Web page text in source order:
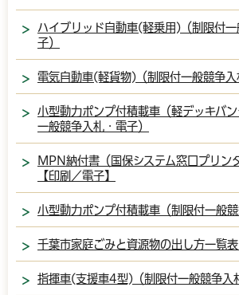
ハイブリッド自動車(軽乗用)（制限付
子）
電気自動車(軽貨物)（制限付一般競争入
小型動力ポンプ付積載車（軽デッキバ
一般競争入札・電子）
MPN納付書（国保システム窓口プリン
【印刷／電子】
小型動力ポンプ付積載車（制限付一般競
千葉市家庭ごみと資源物の出し方一覧表
指揮車(支援車4型)（制限付一般競争入